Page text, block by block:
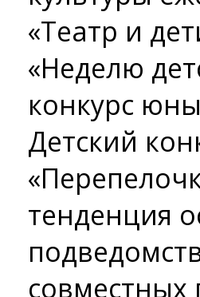
«Театр и
«Неделю
конкурс
Детский
тенденция